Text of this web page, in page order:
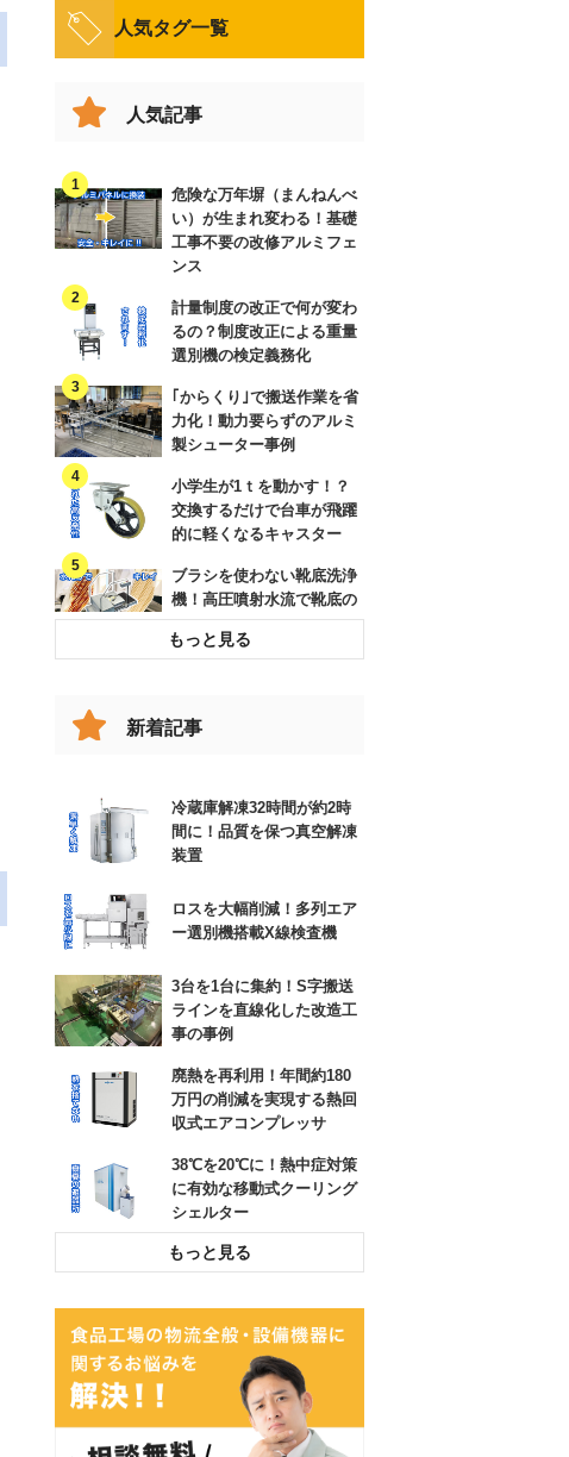
人気タグ一覧
人気記事
危険な万年塀（まんねんべ
い）が生まれ変わる！基礎
工事不要の改修アルミフェ
ンス
計量制度の改正で何が変わ
るの？制度改正による重量
選別機の検定義務化
｢からくり｣で搬送作業を省
力化！動力要らずのアルミ
製シューター事例
小学生が1ｔを動かす！？
交換するだけで台車が飛躍
的に軽くなるキャスター
ブラシを使わない靴底洗浄
機！高圧噴射水流で靴底の
溝までキレイに
破損したコンベヤベルトを
ヤで動線確保
エアー搬送装置と特注ホッ
高耐久の防草シートで、雑
できた事例
ロボットが狙ったところに
貼りつけ！ラベル自動貼り
付け機
新着記事
冷蔵庫解凍32時間が約2時
間に！品質を保つ真空解凍
装置
ロスを大幅削減！多列エア
ー選別機搭載X線検査機
3台を1台に集約！S字搬送
ラインを直線化した改造工
事の事例
廃熱を再利用！年間約180
万円の削減を実現する熱回
収式エアコンプレッサ
38℃を20℃に！熱中症対策
に有効な移動式クーリング
シェルター
投入作業をスムーズに！高
所作業をなくす粉粒体空気
環境配慮とコスト削減！荷
崩れを防止するパレタイズ
グルー塗布システム
チョコ停解消と処理能力